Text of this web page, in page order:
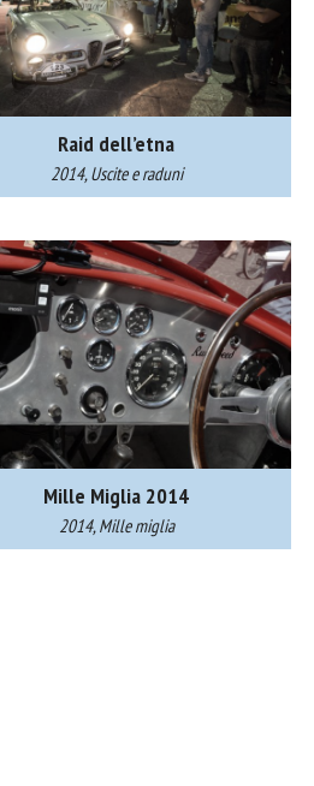
Raid dell’etna
2014, Uscite e raduni
Mille Miglia 2014
2014, Mille miglia